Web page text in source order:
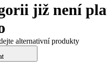
již není
alternativní produkty